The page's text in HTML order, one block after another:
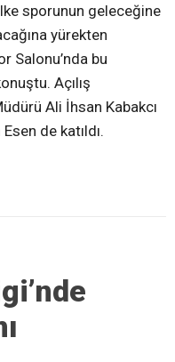
sporunun geleceğine
yürekten
Salonu’nda bu
Açılış
Ali İhsan Kabakcı
de katıldı.